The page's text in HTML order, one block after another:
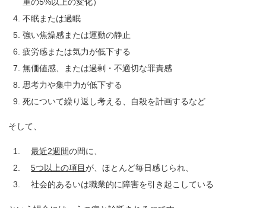
重の5%以上の変化）
不眠または過眠
強い焦燥感または運動の静止
疲労感または気力が低下する
無価値感、または過剰・不適切な罪責感
思考力や集中力が低下する
死について繰り返し考える、自殺を計画するなど
そして、
最近2週間の間に、
5つ以上の項目が、ほとんど毎日感じられ、
社会的あるいは職業的に障害を引き起こしている